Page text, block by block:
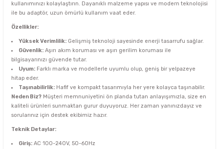
kullanımınızı kolaylaştırın. Dayanıklı malzeme yapısı ve modern teknolojisi
ile bu adaptör, uzun ömürlü kullanım vaat eder.
Özellikler:
Yüksek Verimlilik: Gelişmiş teknoloji sayesinde enerji tasarrufu sağlar.
Güvenlik: Aşırı akım koruması ve aşırı gerilim koruması ile
bilgisayarınızı güvende tutar.
Uyum: Farklı marka ve modellerle uyumlu olup, geniş bir yelpazeye
hitap eder.
Taşınabilirlik: Hafif ve kompakt tasarımıyla her yere kolayca taşınabilir.
Neden Biz? Müşteri memnuniyetini ön planda tutan anlayışımızla, size en
kaliteli ürünleri sunmaktan gurur duyuyoruz. Her zaman yanınızdayız ve
sorularınız için destek ekibimiz hazır.
Teknik Detaylar:
Giriş: AC 100-240V, 50-60Hz